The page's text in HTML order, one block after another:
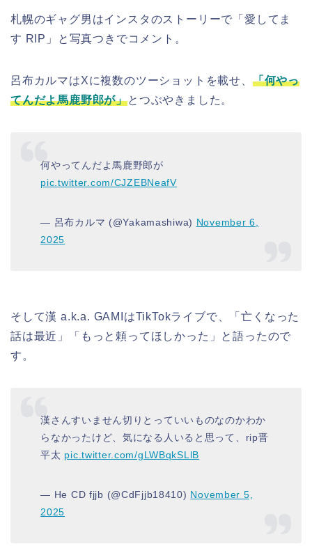
札幌のギャグ男はインスタのストーリーで「愛してま
す RIP」と写真つきでコメント。
呂布カルマはXに複数のツーショットを載せ、 「何やっ
てんだよ馬鹿野郎が」とつぶやきました。
何やってんだよ馬鹿野郎が
pic.twitter.com/CJZEBNeafV
— 呂布カルマ (@Yakamashiwa) November 6,
2025
そして漢 a.k.a. GAMIはTikTokライブで、「亡くなった
話は最近」「もっと頼ってほしかった」と語ったので
す。
漢さんすいません切りとっていいものなのかわか
らなかったけど、気になる人いると思って、rip晋
平太 pic.twitter.com/gLWBqkSLlB
— He CD fjjb (@CdFjjb18410) November 5,
2025